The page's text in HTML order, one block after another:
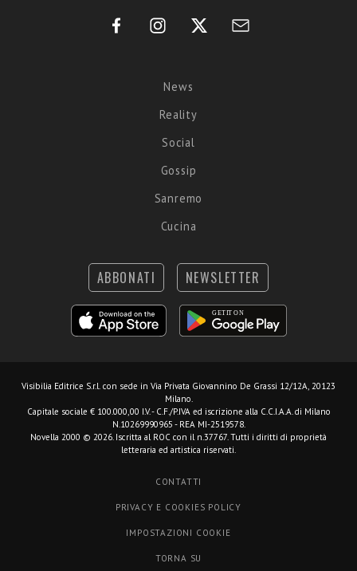
News
Reality
Social
Gossip
Sanremo
Cucina
ABBONATI NEWSLETTER
Visibilia Editrice S.r.l. con sede in Via Privata Giovannino De Grassi 12/12A, 20123
Milano.
Capitale sociale € 100.000,00 I.V. - C.F./P.IVA ed iscrizione alla C.C.I.A.A. di Milano
N.10269990965 - REA MI-2519578.
Novella 2000 © 2026. Iscritta al ROC con il n.37767. Tutti i diritti di proprietà
letteraria ed artistica riservati.
CONTATTI
PRIVACY E COOKIES POLICY
IMPOSTAZIONI COOKIE
TORNA SU